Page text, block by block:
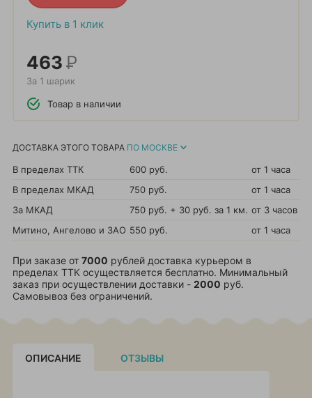
Купить в 1 клик
463Р
За 1 шарик
Товар в наличии
ДОСТАВКА ЭТОГО ТОВАРА ПО МОСКВЕ
В пределах ТТК 600 руб.
от 1 часа
В пределах МКАД
750 руб.
от 1 часа
За МКАД
750 руб. + 30 руб. за 1 км. от 3 часов
Митино, Ангелово и ЗАО 550 руб. от 1 часа
При заказе от 7000 рублей доставка курьером в
пределах ТТК осуществляется бесплатно. Минимальный
заказ при осуществлении доставки - 2000 руб.
Самовывоз без ограничений.
ОПИСАНИЕ ОТЗЫВЫ